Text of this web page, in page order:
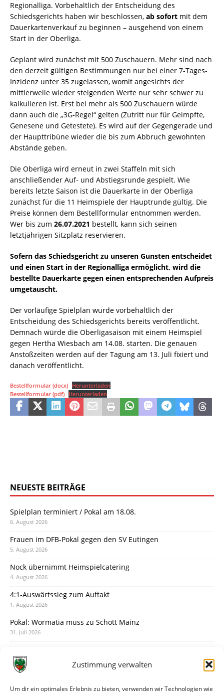
Zustimmung verwalten
Um dir ein optimales Erlebnis zu bieten, verwenden wir Technologien wie
Regionalliga. Vorbehaltlich der Entscheidung des
Schiedsgerichts haben wir beschlossen, ab sofort mit dem
Dauerkartenverkauf zu beginnen – ausgehend von einem
Start in der Oberliga.
Geplant wird zunächst mit 500 Zuschauern. Mehr sind nach
den derzeit gültigen Bestimmungen nur bei einer 7-Tages-
Inzidenz unter 35 zugelassen, womit angesichts der
mittlerweile wieder steigenden Werte nur sehr schwer zu
kalkulieren ist. Erst bei mehr als 500 Zuschauern würde
dann auch die „3G-Regel“ gelten (Zutritt nur für Geimpfte,
Genesene und Getestete). Es wird auf der Gegengerade und
der Haupttribüne wieder die bis zum Abbruch gewohnten
Abstände geben.
Die Oberliga wird erneut in zwei Staffeln mit sich
anschließender Auf- und Abstiegsrunde gespielt. Wie
bereits letzte Saison ist die Dauerkarte in der Oberliga
zunächst für die 11 Heimspiele der Hauptrunde gültig. Die
Preise können dem Bestellformular entnommen werden.
Wer bis zum 26.07.2021 bestellt, kann sich seinen
letztjährigen Sitzplatz reservieren.
Sofern das Schiedsgericht zu unseren Gunsten entscheidet
und einen Start in der Regionalliga ermöglicht, wird die
bestellte Dauerkarte gegen einen entsprechenden Aufpreis
umgetauscht.
Der vorläufige Spielplan wurde vorbehaltlich der
Entscheidung des Schiedsgerichts bereits veröffentlicht.
Demnach würde die Oberligasaison mit einem Heimspiel
gegen Hertha Wiesbach am 14.08. starten. Die genauen
Anstoßzeiten werden auf der Tagung am 13. Juli fixiert und
danach veröffentlicht.
Bestellformular (docx) Herunterladen
Bestellformular (pdf) Herunterladen
NEUESTE BEITRÄGE
Spielplan terminiert / Pokal am 18.08.
6. August 2026
Frauen im DFB-Pokal gegen den SV Eutingen
5. August 2026
Nock übernimmt Heimspielcatering
4. August 2026
4:1-Auswärtssieg zum Auftakt
1. August 2026
Pokal: Wormatia muss zu Schott Mainz
31. Juli 2026
30. Juli 2026
28. Juli 2026